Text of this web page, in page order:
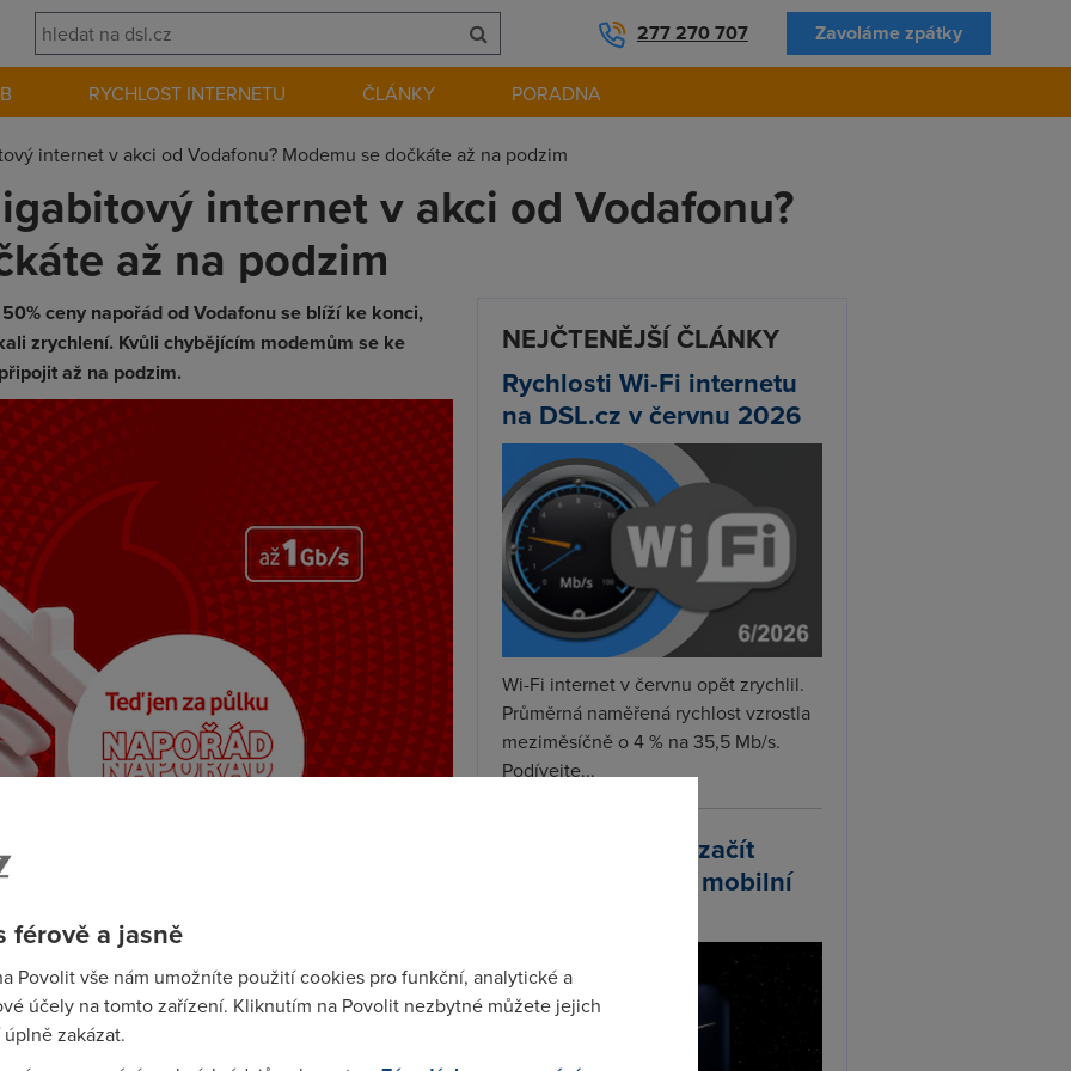
277 270 707 Zavoláme zpátky
RYCHLOST INTERNETU ČLÁNKY PORADNA
internet v akci od Vodafonu? Modemu se dočkáte až na podzim
internet v akci od Vodafonu?
až na podzim
ceny napořád od Vodafonu se blíží ke konci,
zrychlení. Kvůli chybějícím modemům se ke
až na podzim.
Vodafonu pořídiliinternet s rychlostí 1 Gb/s
modemů, který je zapříčiněnnedostupností čipů
NEJČTENĚJŠÍ ČLÁNKY
Rychlosti Wi-Fi internetu
na DSL.cz v červnu 2026
Wi-Fi internet v červnu opět zrychlil.
Průměrná naměřená rychlost vzrostla
meziměsíčně o 4 % na 35,5 Mb/s.
Podívejte...
Starlink plánuje začít
prodávat vlastní mobilní
férově a jasně
Povolit vše nám umožníte použití cookies pro funkční, analytické a
účely na tomto zařízení. Kliknutím na Povolit nezbytné můžete jejich
zakázat.